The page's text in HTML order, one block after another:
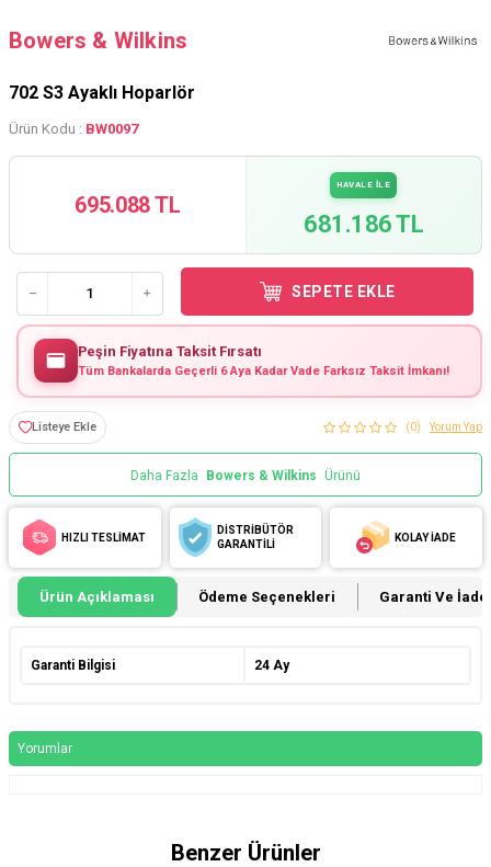
Bowers & Wilkins
702 S3 Ayaklı Hoparlör
Ürün Kodu : BW0097
695.088 TL
HAVALE İLE
681.186 TL
SEPETE EKLE
Peşin Fiyatına Taksit Fırsatı
Tüm Bankalarda Geçerli 6 Aya Kadar Vade Farksız Taksit İmkanı!
Listeye Ekle (0) Yorum Yap
Daha Fazla Bowers & Wilkins Ürünü
HIZLI TESLİMAT
DİSTRİBÜTÖR
GARANTİLİ
KOLAY İADE
Ürün Açıklaması Ödeme Seçenekleri Garanti Ve İade
Garanti Bilgisi 24 Ay
Yorumlar
Benzer Ürünler